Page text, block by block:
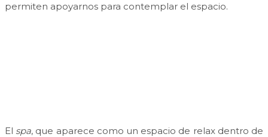
permiten apoyarnos para contemplar el espacio.
El spa, que aparece como un espacio de relax dentro de